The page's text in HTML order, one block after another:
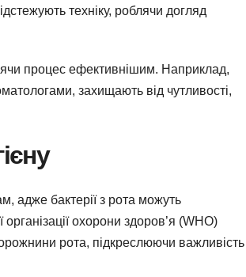
техніку, роблячи догляд
процес ефективнішим. Наприклад,
захищають від чутливості,
адже бактерії з рота можуть
охорони здоров’я (WHO)
рота, підкреслюючи важливість